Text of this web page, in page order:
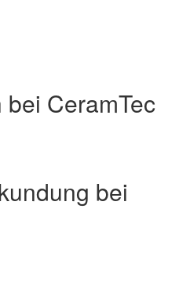
CeramTec
bei